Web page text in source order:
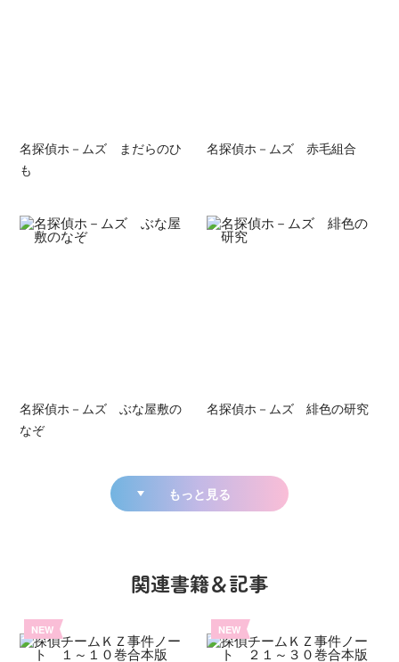
名探偵ホ－ムズ まだらのひ
も
名探偵ホ－ムズ 赤毛組合
名探偵ホ－ムズ ぶな屋敷の
なぞ
名探偵ホ－ムズ 緋色の研究
もっと見る
関連書籍＆記事
NEW NEW